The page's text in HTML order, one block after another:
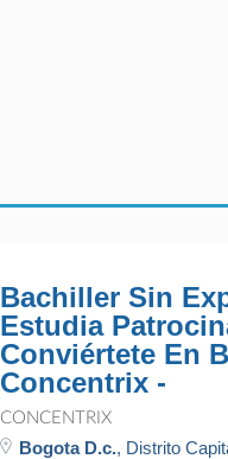
Bachiller Sin
Estudia
Conviértete En
Concentrix -
CONCENTRIX
Bogota D.c., Distrito